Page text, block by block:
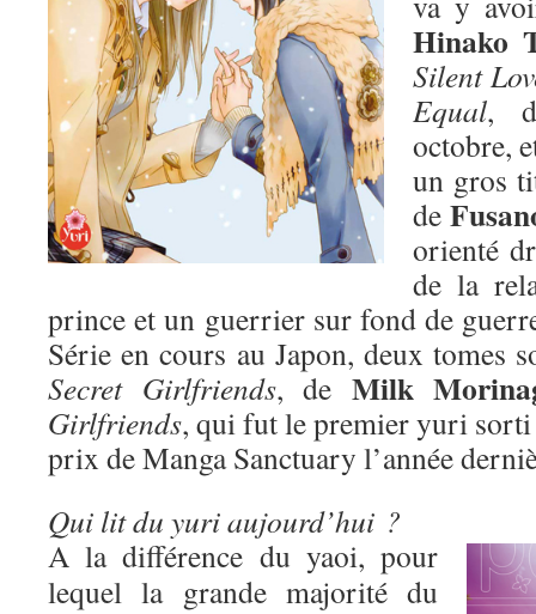
Hinako
Silent
Equal,
octobre,
un gros
de
orienté
de la
prince et un guerrier sur fond de
Série en cours au Japon, deux tomes
Secret Girlfriends, de Milk
Girlfriends, qui fut le premier yuri sorti
prix de Manga Sanctuary l’année
Qui lit du yuri aujourd’hui ?
A la différence du yaoi, pour
lequel la grande majorité du